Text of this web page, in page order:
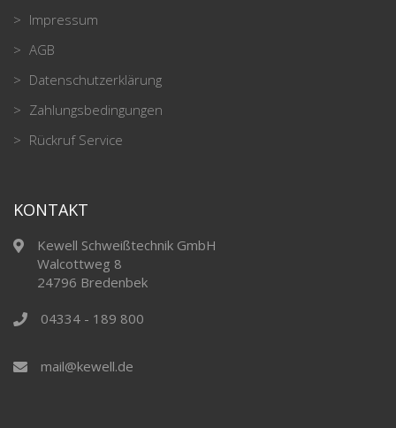
Impressum
AGB
Datenschutzerklärung
Zahlungsbedingungen
Rückruf Service
KONTAKT
Kewell Schweißtechnik GmbH
Walcottweg 8
24796 Bredenbek
04334 - 189 800
mail@kewell.de